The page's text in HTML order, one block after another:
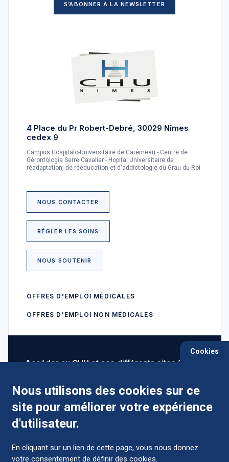
S’ABONNER À LA NEWSLETTER
4 Place du Pr Robert-Debré, 30029 Nîmes
cedex 9
Campus Hospitalo-Universitaire de Carémeau - Centre de
Gérontologie Serre Cavalier - Hopital Universitaire de
réadaptation, de rééducation et d'addictologie du Grau-du-Roi
NOUS CONTACTER
RÉGLER LES SOINS
NOUS SOUTENIR
OFFRES D'EMPLOI MÉDICALES
OFFRES D'EMPLOI NON MÉDICALES
Accéder au CHU et ses différents sites ?
Comment préparer mon hospitalisation ?
Cookies
Nous utilisons des cookies sur ce
site pour améliorer votre expérience
d'utilisateur.
En cliquant sur un lien de cette page, vous nous donnez
votre consentement de définir des cookies.